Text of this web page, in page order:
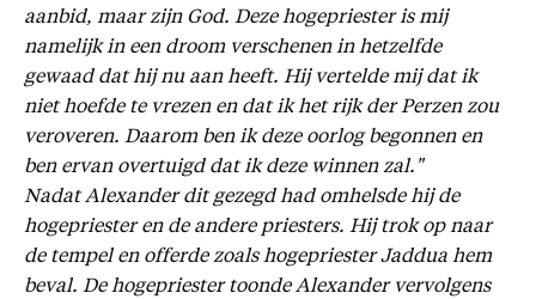
aanbid, maar zijn God. Deze hogepriester is mij
namelijk in een droom verschenen in hetzelfde
gewaad dat hij nu aan heeft. Hij vertelde mij dat ik
niet hoefde te vrezen en dat ik het rijk der Perzen zou
veroveren. Daarom ben ik deze oorlog begonnen en
ben ervan overtuigd dat ik deze winnen zal."
Nadat Alexander dit gezegd had omhelsde hij de
hogepriester en de andere priesters. Hij trok op naar
de tempel en offerde zoals hogepriester Jaddua hem
beval. De hogepriester toonde Alexander vervolgens